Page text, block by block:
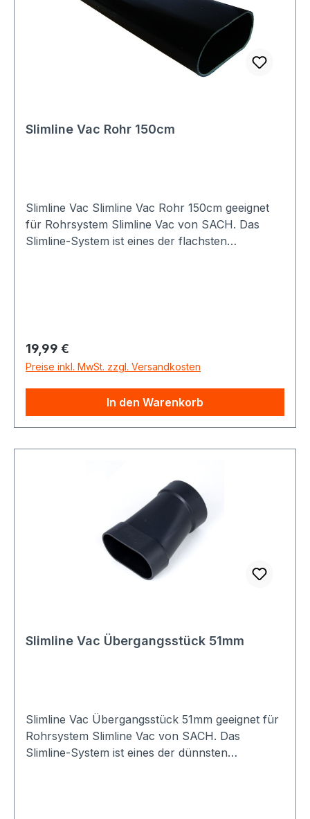
Slimline Vac Rohr 150cm
Slimline Vac Slimline Vac Rohr 150cm geeignet
für Rohrsystem Slimline Vac von SACH. Das
Slimline-System ist eines der flachsten
Regulärer Preis:
19,99 €
Preise inkl. MwSt. zzgl. Versandkosten
In den Warenkorb
Slimline Vac Übergangsstück 51mm
Slimline Vac Übergangsstück 51mm geeignet für
Rohrsystem Slimline Vac von SACH. Das
Slimline-System ist eines der dünnsten